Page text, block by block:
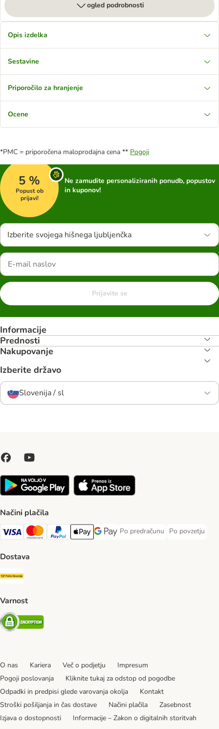
ogled podrobnosti
Opis izdelka
Sestavine
Priporočilo za hranjenje
Ocene
*PMC = priporočena maloprodajna cena ** Pogoji
5 %
Popust ob
prijavi!
Ne zamudite personaliziranih ponudb, popustov
in kuponov!
Izberite svojega hišnega ljubljenčka
Prijavite se
Informacije
Prednosti
Nakupovanje
Izberite državo
Slovenija / sl
Načini plačila
Visa Payment Method
MasterCard Payment Method
PayPal Payment Method
Apple Pay Payment Method
Google pay Payment Method
Po predračunu
Po predračunu Payment Method
Po povzetju
Po povzetju
Dostava
Pošta Slovenije Shipping Method
Varnost
Security
O nas Kariera Več o podjetju
Impresum
Pogoji poslovanja
Kliknite tukaj za odstop od pogodbe
Odpadki in predpisi glede varovanja okolja
Kontakt
Stroški pošiljanja in čas dostave
Načini plačila
Zasebnost
Izjava o dostopnosti
Informacije – Zakon o digitalnih storitvah